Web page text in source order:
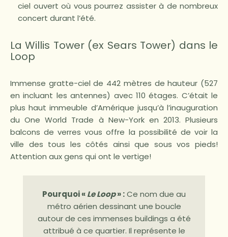
ciel ouvert où vous pourrez assister à de nombreux
concert durant l’été.
La Willis Tower (ex Sears Tower) dans le
Loop
Immense gratte-ciel de 442 mètres de hauteur (527
en incluant les antennes) avec 110 étages. C’était le
plus haut immeuble d’Amérique jusqu’à l’inauguration
du One World Trade à New-York en 2013. Plusieurs
balcons de verres vous offre la possibilité de voir la
ville des tous les côtés ainsi que sous vos pieds!
Attention aux gens qui ont le vertige!
Pourquoi «Le Loop» :Ce nom due au
métro aérien dessinant une boucle
autour de ces immenses buildings a été
attribué à ce quartier. Il représente le